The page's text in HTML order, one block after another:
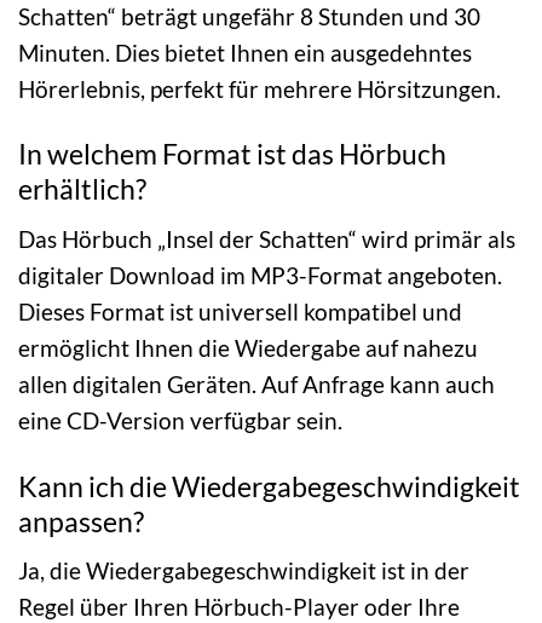
Schatten“ beträgt ungefähr 8 Stunden und 30
Minuten. Dies bietet Ihnen ein ausgedehntes
Hörerlebnis, perfekt für mehrere Hörsitzungen.
In welchem Format ist das Hörbuch
erhältlich?
Das Hörbuch „Insel der Schatten“ wird primär als
digitaler Download im MP3-Format angeboten.
Dieses Format ist universell kompatibel und
ermöglicht Ihnen die Wiedergabe auf nahezu
allen digitalen Geräten. Auf Anfrage kann auch
eine CD-Version verfügbar sein.
Kann ich die Wiedergabegeschwindigkeit
anpassen?
Ja, die Wiedergabegeschwindigkeit ist in der
Regel über Ihren Hörbuch-Player oder Ihre